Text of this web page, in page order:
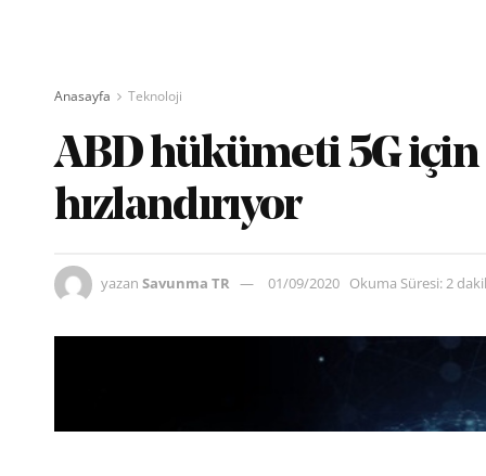
Anasayfa Teknoloji
ABD hükümeti 5G için
hızlandırıyor
yazan Savunma TR 01/09/2020 Okuma Süresi: 2